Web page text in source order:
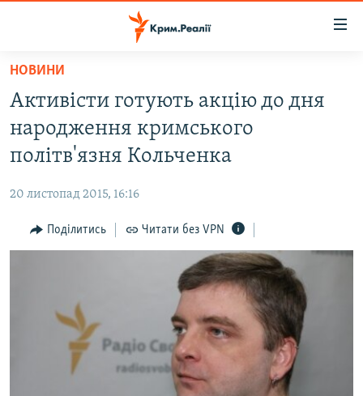
Перейти
основного
матеріалу
Перейти
до
основної
Перейти
до
ВІДЕО ТА ФОТО
БЛОГИ
ПОГЛЯД
СПЕЦПРОЕКТИ
ДЕПОРТАЦІЯ
ВІДЕОУРОКИ «ELIFBE»
ЯК ОБІЙТИ БЛОКУВАННЯ
НОВИНИ
Активісти готують акцію до дня
народження кримського
політв'язня Кольченка
20 листопад 2015, 16:16
Поділитись Читати без VPN